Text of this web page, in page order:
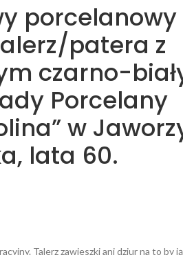
porcelanowy
patera z
czarno-
Porcelany
w
lata 60.
Talerz zawieszki ani dziur na to by